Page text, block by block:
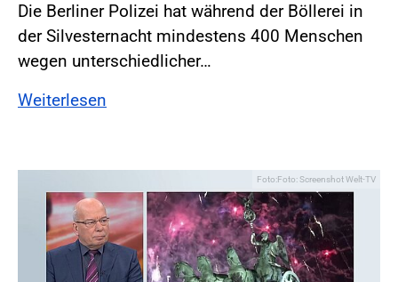
Die Berliner Polizei hat während der Böllerei in
der Silvesternacht mindestens 400 Menschen
wegen unterschiedlicher…
Weiterlesen
Foto:Foto: Screenshot Welt-TV